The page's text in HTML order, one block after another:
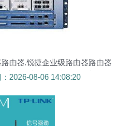
由器,锐捷企业级路由器路由器
由器路由器怎么样 it168产品报
2026-08-06 14:08:20